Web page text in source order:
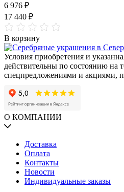
6 976 ₽
17 440 ₽
В корзину
Условия приобретения и
действительны по состоянию на
спецпредложениями и акциями,
О КОМПАНИИ
Доставка
Оплата
Контакты
Новости
Индивидуальные заказы